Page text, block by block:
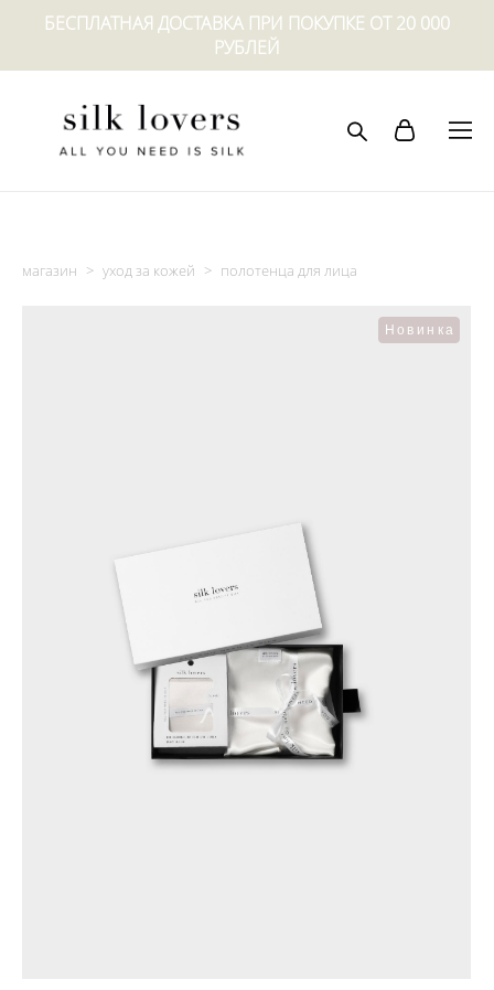
БЕСПЛАТНАЯ ДОСТАВКА ПРИ ПОКУПКЕ ОТ 20 000
РУБЛЕЙ
магазин > уход за кожей > полотенца для лица
Новинка